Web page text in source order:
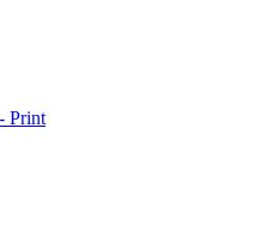
Print